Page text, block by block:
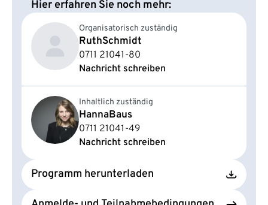
Hier erfahren Sie noch mehr:
Organisatorisch zuständig
RuthSchmidt
0711 21041-80
Nachricht schreiben
Inhaltlich zuständig
HannaBaus
0711 21041-49
Nachricht schreiben
Programm herunterladen